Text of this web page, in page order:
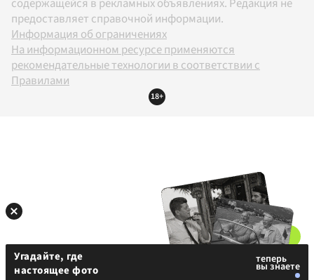
содержащейся в рекламных объявлениях. Редакция не
предоставляет справочной информации.
Информация об ограничениях
На информационном ресурсе применяются
рекомендательные технологии в соответствии с
Правилами
18+
Угадайте, где
настоящее фото